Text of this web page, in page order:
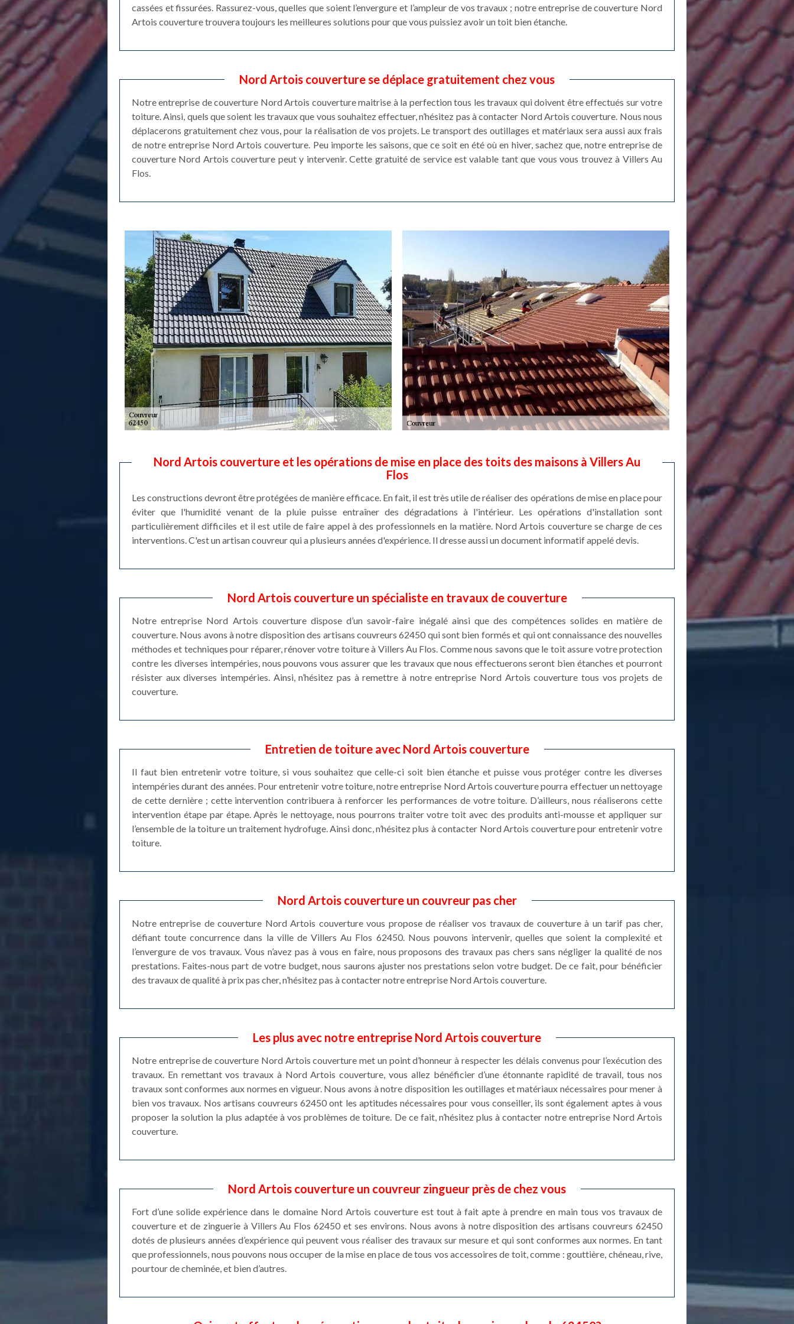
cassées et fissurées. Rassurez-vous, quelles que soient l’envergure et l’ampleur de vos travaux ; notre entreprise de couverture Nord
Artois couverture trouvera toujours les meilleures solutions pour que vous puissiez avoir un toit bien étanche.
Nord Artois couverture se déplace gratuitement chez vous
Notre entreprise de couverture Nord Artois couverture maitrise à la perfection tous les travaux qui doivent être effectués sur votre
toiture. Ainsi, quels que soient les travaux que vous souhaitez effectuer, n’hésitez pas à contacter Nord Artois couverture. Nous nous
déplacerons gratuitement chez vous, pour la réalisation de vos projets. Le transport des outillages et matériaux sera aussi aux frais
de notre entreprise Nord Artois couverture. Peu importe les saisons, que ce soit en été où en hiver, sachez que, notre entreprise de
couverture Nord Artois couverture peut y intervenir. Cette gratuité de service est valable tant que vous vous trouvez à Villers Au
Flos.
Nord Artois couverture et les opérations de mise en place des toits des maisons à Villers Au
Flos
Les constructions devront être protégées de manière efficace. En fait, il est très utile de réaliser des opérations de mise en place pour
éviter que l'humidité venant de la pluie puisse entraîner des dégradations à l'intérieur. Les opérations d'installation sont
particulièrement difficiles et il est utile de faire appel à des professionnels en la matière. Nord Artois couverture se charge de ces
interventions. C'est un artisan couvreur qui a plusieurs années d'expérience. Il dresse aussi un document informatif appelé devis.
Nord Artois couverture un spécialiste en travaux de couverture
Notre entreprise Nord Artois couverture dispose d’un savoir-faire inégalé ainsi que des compétences solides en matière de
couverture. Nous avons à notre disposition des artisans couvreurs 62450 qui sont bien formés et qui ont connaissance des nouvelles
méthodes et techniques pour réparer, rénover votre toiture à Villers Au Flos. Comme nous savons que le toit assure votre protection
contre les diverses intempéries, nous pouvons vous assurer que les travaux que nous effectuerons seront bien étanches et pourront
résister aux diverses intempéries. Ainsi, n’hésitez pas à remettre à notre entreprise Nord Artois couverture tous vos projets de
couverture.
Entretien de toiture avec Nord Artois couverture
Il faut bien entretenir votre toiture, si vous souhaitez que celle-ci soit bien étanche et puisse vous protéger contre les diverses
intempéries durant des années. Pour entretenir votre toiture, notre entreprise Nord Artois couverture pourra effectuer un nettoyage
de cette dernière ; cette intervention contribuera à renforcer les performances de votre toiture. D’ailleurs, nous réaliserons cette
intervention étape par étape. Après le nettoyage, nous pourrons traiter votre toit avec des produits anti-mousse et appliquer sur
l’ensemble de la toiture un traitement hydrofuge. Ainsi donc, n’hésitez plus à contacter Nord Artois couverture pour entretenir votre
toiture.
Nord Artois couverture un couvreur pas cher
Notre entreprise de couverture Nord Artois couverture vous propose de réaliser vos travaux de couverture à un tarif pas cher,
défiant toute concurrence dans la ville de Villers Au Flos 62450. Nous pouvons intervenir, quelles que soient la complexité et
l’envergure de vos travaux. Vous n’avez pas à vous en faire, nous proposons des travaux pas chers sans négliger la qualité de nos
prestations. Faites-nous part de votre budget, nous saurons ajuster nos prestations selon votre budget. De ce fait, pour bénéficier
des travaux de qualité à prix pas cher, n’hésitez pas à contacter notre entreprise Nord Artois couverture.
Les plus avec notre entreprise Nord Artois couverture
Notre entreprise de couverture Nord Artois couverture met un point d’honneur à respecter les délais convenus pour l’exécution des
travaux. En remettant vos travaux à Nord Artois couverture, vous allez bénéficier d’une étonnante rapidité de travail, tous nos
travaux sont conformes aux normes en vigueur. Nous avons à notre disposition les outillages et matériaux nécessaires pour mener à
bien vos travaux. Nos artisans couvreurs 62450 ont les aptitudes nécessaires pour vous conseiller, ils sont également aptes à vous
proposer la solution la plus adaptée à vos problèmes de toiture. De ce fait, n’hésitez plus à contacter notre entreprise Nord Artois
couverture.
Nord Artois couverture un couvreur zingueur près de chez vous
Fort d’une solide expérience dans le domaine Nord Artois couverture est tout à fait apte à prendre en main tous vos travaux de
couverture et de zinguerie à Villers Au Flos 62450 et ses environs. Nous avons à notre disposition des artisans couvreurs 62450
dotés de plusieurs années d’expérience qui peuvent vous réaliser des travaux sur mesure et qui sont conformes aux normes. En tant
que professionnels, nous pouvons nous occuper de la mise en place de tous vos accessoires de toit, comme : gouttière, chéneau, rive,
pourtour de cheminée, et bien d’autres.